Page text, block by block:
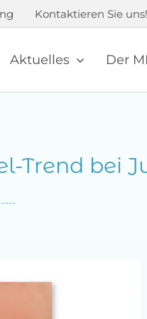
Kontaktieren Sie uns!
Aktuelles Der
Trend bei